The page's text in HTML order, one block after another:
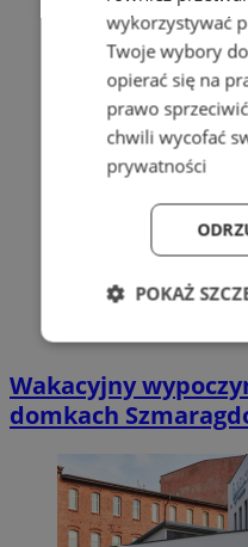
Wakacyjny
domkach
wykorzystywać
Twoje wybory
opierać się na
prawo
chwili wycofać
prywatności
POKAŻ
Niezbędne